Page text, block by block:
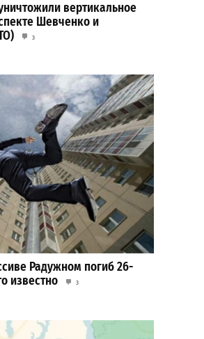
вертикальное
Шевченко и
3
Радужном погиб 26-
известно
3